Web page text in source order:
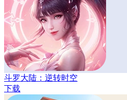
斗罗大陆：逆转时空
下载